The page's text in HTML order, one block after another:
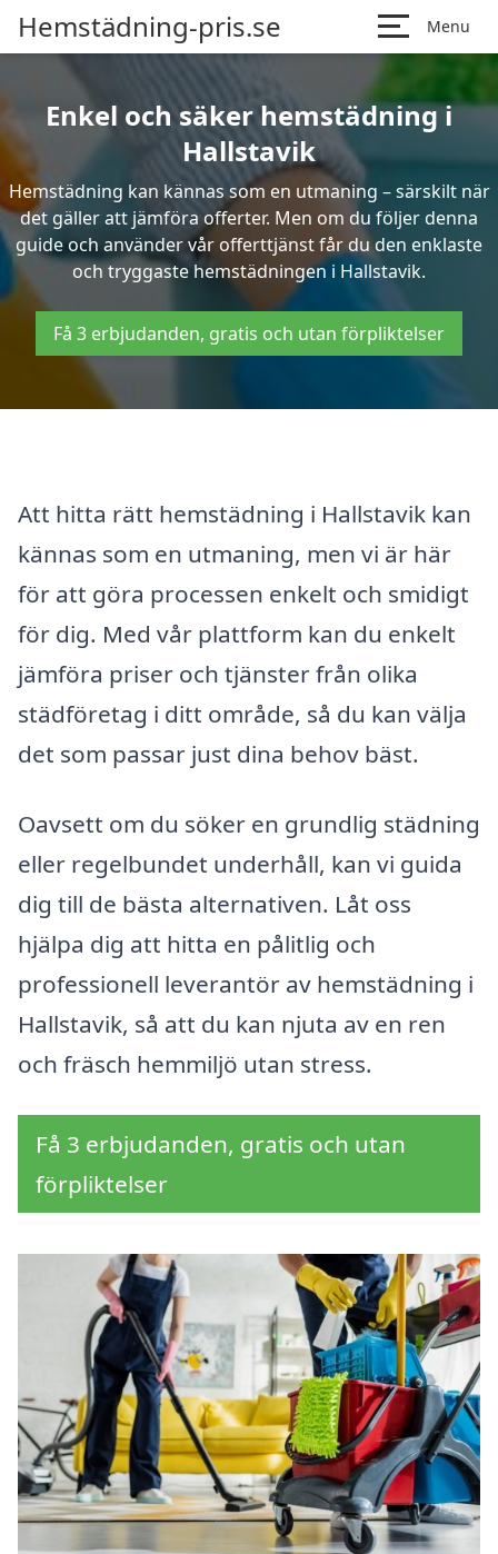
Hemstädning-pris.se Menu
Enkel och säker hemstädning i
Hallstavik
Hemstädning kan kännas som en utmaning – särskilt när
det gäller att jämföra offerter. Men om du följer denna
guide och använder vår offerttjänst får du den enklaste
och tryggaste hemstädningen i Hallstavik.
Få 3 erbjudanden, gratis och utan förpliktelser
Att hitta rätt hemstädning i Hallstavik kan
kännas som en utmaning, men vi är här
för att göra processen enkelt och smidigt
för dig. Med vår plattform kan du enkelt
jämföra priser och tjänster från olika
städföretag i ditt område, så du kan välja
det som passar just dina behov bäst.
Oavsett om du söker en grundlig städning
eller regelbundet underhåll, kan vi guida
dig till de bästa alternativen. Låt oss
hjälpa dig att hitta en pålitlig och
professionell leverantör av hemstädning i
Hallstavik, så att du kan njuta av en ren
och fräsch hemmiljö utan stress.
Få 3 erbjudanden, gratis och utan
förpliktelser